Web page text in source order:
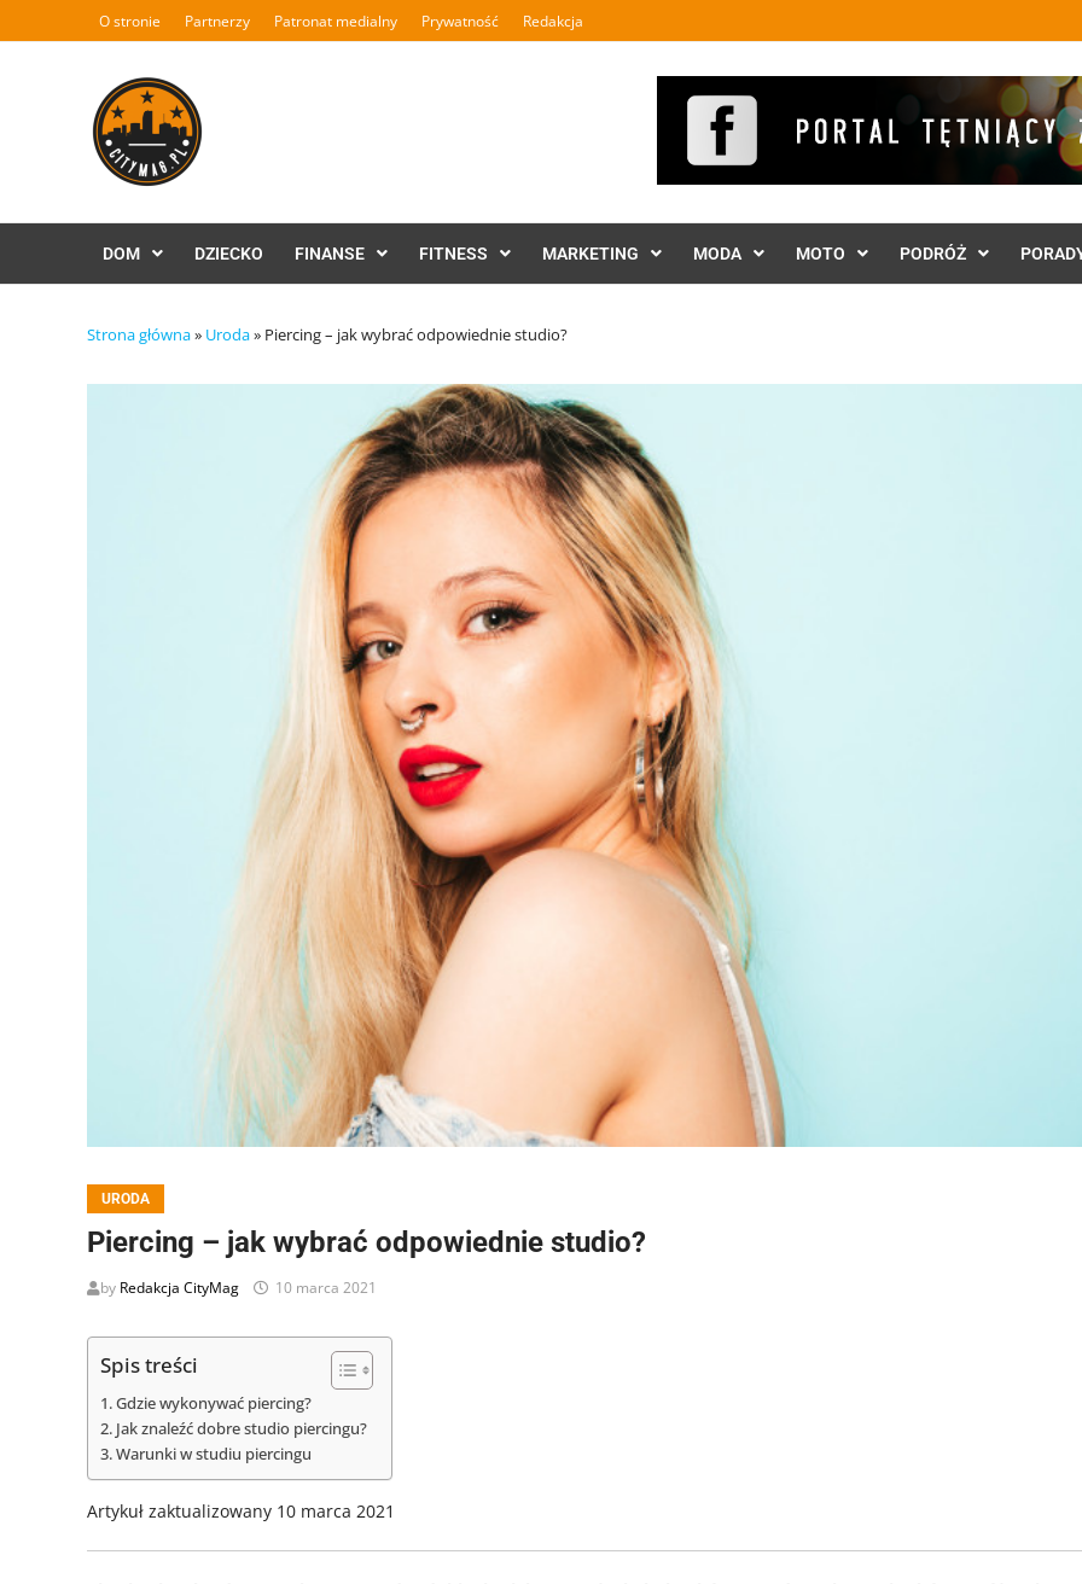
to
O stronie Partnerzy Patronat medialny Prywatność Redakcja
DOM DZIECKO FINANSE FITNESS MARKETING MODA MOTO PODRÓŻ
Strona główna» Uroda» Piercing – jak wybrać odpowiednie studio?
URODA
Piercing – jak wybrać odpowiednie studio?
by Redakcja CityMag 10 marca 2021
Spis treści
Gdzie wykonywać piercing?
Jak znaleźć dobre studio piercingu?
Warunki w studiu piercingu
Artykuł zaktualizowany 10 marca 2021